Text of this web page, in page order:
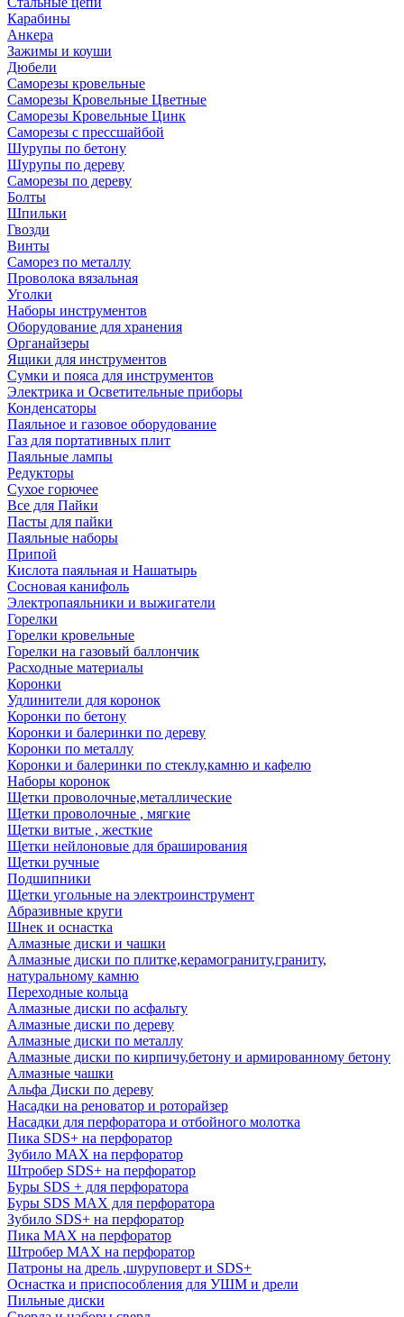
Карабины
Анкера
Зажимы и коуши
Дюбели
Саморезы кровельные
Саморезы Кровельные Цветные
Саморезы Кровельные Цинк
Саморезы с прессшайбой
Шурупы по бетону
Шурупы по дереву
Саморезы по дереву
Болты
Шпильки
Гвозди
Винты
Саморез по металлу
Проволока вязальная
Уголки
Наборы инструментов
Оборудование для хранения
Органайзеры
Ящики для инструментов
Сумки и пояса для инструментов
Электрика и Осветительные приборы
Конденсаторы
Паяльное и газовое оборудование
Газ для портативных плит
Паяльные лампы
Редукторы
Сухое горючее
Все для Пайки
Пасты для пайки
Паяльные наборы
Припой
Кислота паяльная и Нашатырь
Сосновая канифоль
Электропаяльники и выжигатели
Горелки
Горелки кровельные
Горелки на газовый баллончик
Расходные материалы
Коронки
Удлинители для коронок
Коронки по бетону
Коронки и балеринки по дереву
Коронки по металлу
Коронки и балеринки по стеклу,камню и кафелю
Наборы коронок
Щетки проволочные,металлические
Щетки проволочные , мягкие
Щетки витые , жесткие
Щетки нейлоновые для браширования
Щетки ручные
Подшипники
Щетки угольные на электроинструмент
Абразивные круги
Шнек и оснастка
Алмазные диски и чашки
Алмазные диски по плитке,керамограниту,граниту,
натуральному камню
Переходные кольца
Алмазные диски по асфальту
Алмазные диски по дереву
Алмазные диски по металлу
Алмазные диски по кирпичу,бетону и армированному бетону
Алмазные чашки
Альфа Диски по дереву
Насадки на реноватор и роторайзер
Насадки для перфоратора и отбойного молотка
Пика SDS+ на перфоратор
Зубило MAX на перфоратор
Штробер SDS+ на перфоратор
Буры SDS + для перфоратора
Буры SDS MAX для перфоратора
Зубило SDS+ на перфоратор
Пика MAX на перфоратор
Штробер MAX на перфоратор
Патроны на дрель ,шуруповерт и SDS+
Оснастка и приспособления для УШМ и дрели
Пильные диски